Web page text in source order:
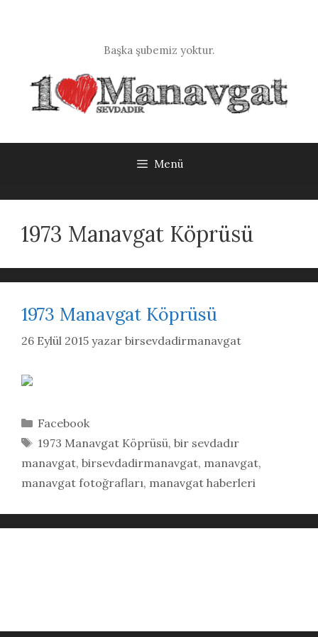
Başka şubemiz yoktur.
Menü
1973 Manavgat Köprüsü
1973 Manavgat Köprüsü
26 Eylül 2015 yazar birsevdadirmanavgat
Kategoriler
Facebook
Etiketler
1973 Manavgat Köprüsü, bir sevdadır
manavgat, birsevdadirmanavgat, manavgat,
manavgat fotoğrafları, manavgat haberleri